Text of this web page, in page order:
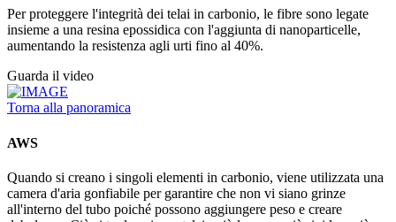
Per proteggere l'integrità dei telai in carbonio, le fibre sono legate
insieme a una resina epossidica con l'aggiunta di nanoparticelle,
aumentando la resistenza agli urti fino al 40%.
Guarda il video
Torna alla panoramica
AWS
Quando si creano i singoli elementi in carbonio, viene utilizzata una
camera d'aria gonfiabile per garantire che non vi siano grinze
all'interno del tubo poiché possono aggiungere peso e creare